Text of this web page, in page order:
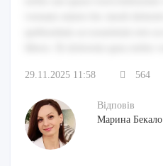
29.11.2025 11:58 564
Відповів
Марина Бекало